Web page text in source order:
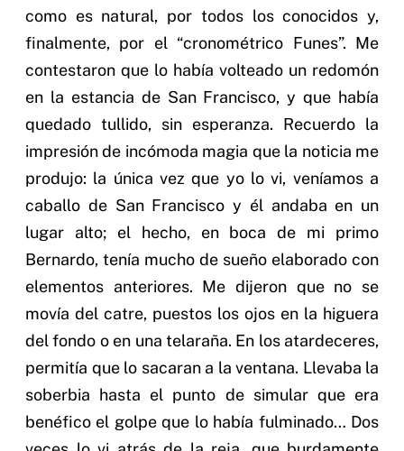
como es natural, por todos los conocidos y,
finalmente, por el “cronométrico Funes”. Me
contestaron que lo había volteado un redomón
en la estancia de San Francisco, y que había
quedado tullido, sin esperanza. Recuerdo la
impresión de incómoda magia que la noticia me
produjo: la única vez que yo lo vi, veníamos a
caballo de San Francisco y él andaba en un
lugar alto; el hecho, en boca de mi primo
Bernardo, tenía mucho de sueño elaborado con
elementos anteriores. Me dijeron que no se
movía del catre, puestos los ojos en la higuera
del fondo o en una telaraña. En los atardeceres,
permitía que lo sacaran a la ventana. Llevaba la
soberbia hasta el punto de simular que era
benéfico el golpe que lo había fulminado… Dos